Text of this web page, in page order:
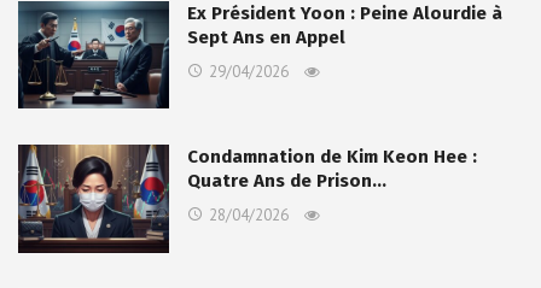
Ex Président Yoon : Peine Alourdie à
Sept Ans en Appel
29/04/2026
Condamnation de Kim Keon Hee :
Quatre Ans de Prison…
28/04/2026